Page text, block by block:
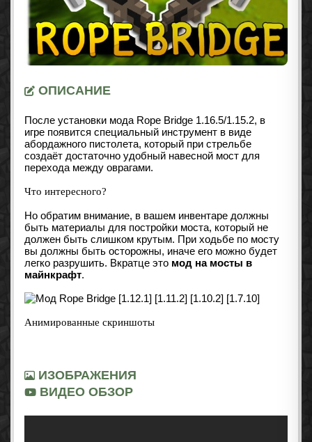
ОПИСАНИЕ
После установки мода Rope Bridge 1.16.5/1.15.2, в
игре появится специальный инструмент в виде
абордажного пистолета, который при стрельбе
создаёт достаточно удобный навесной мост для
перехода между оврагами.
Что интересного?
Но обратим внимание, в вашем инвентаре должны
быть материалы для постройки моста, который не
должен быть слишком крутым. При ходьбе по мосту
вы должны быть осторожны, иначе его можно будет
легко разрушить. Вкратце это мод на мосты в
майнкрафт.
Анимированные скриншоты
ИЗОБРАЖЕНИЯ
ВИДЕО ОБЗОР